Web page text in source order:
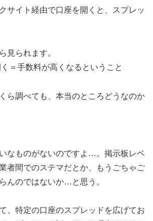
サイト経由で口座を開くと、スプレッ
見られます。
＝手数料が高くなるということ
ら調べても、本当のところどうなのか
いなものがないのですよ…。掲示板レベ
者間でのステマだとか、もうごちゃご
んのではないか…と思う。
、特定の口座のスプレッドを広げてお